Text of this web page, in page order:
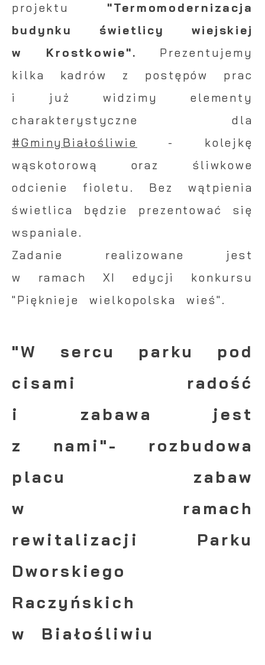
projektu "Termomodernizacja
budynku świetlicy wiejskiej
w Krostkowie".
Prezentujemy
kilka kadrów z postępów prac
i już widzimy elementy
charakterystyczne dla
#GminyBiałośliwie
- kolejkę
wąskotorową oraz śliwkowe
odcienie fioletu. Bez wątpienia
świetlica będzie prezentować się
wspaniale.
Zadanie realizowane jest
w ramach XI edycji konkursu
"Pięknieje wielkopolska wieś".
"W sercu parku pod
cisami radość
i zabawa jest
z nami"- rozbudowa
placu zabaw
w ramach
rewitalizacji Parku
Dworskiego
Raczyńskich
w Białośliwiu